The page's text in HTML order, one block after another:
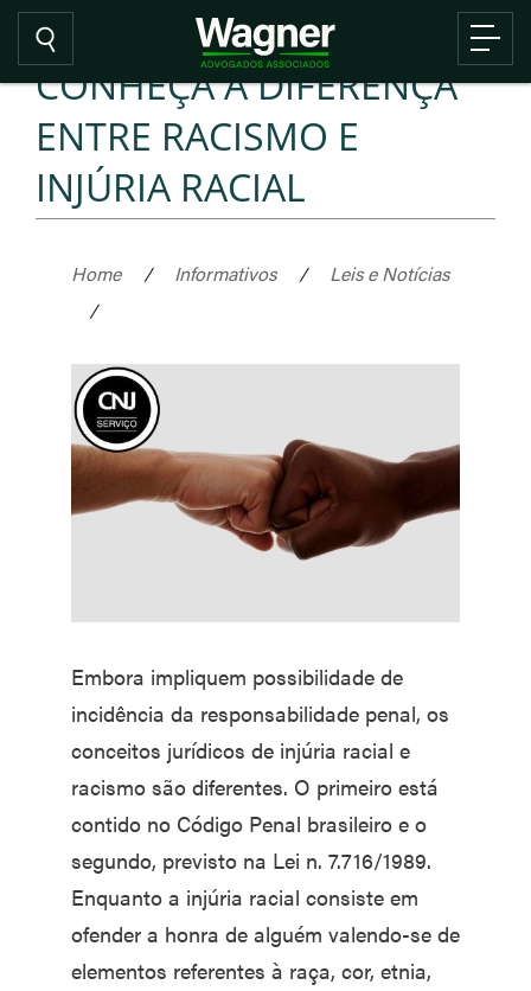
CONHEÇA A DIFERENÇA
ENTRE RACISMO E
INJÚRIA RACIAL
Home / Informativos /
Leis e Notícias
/
Embora impliquem possibilidade de
incidência da responsabilidade penal, os
conceitos jurídicos de injúria racial e
racismo são diferentes. O primeiro está
contido no Código Penal brasileiro e o
segundo, previsto na Lei n. 7.716/1989.
Enquanto a injúria racial consiste em
ofender a honra de alguém valendo-se de
elementos referentes à raça, cor, etnia,